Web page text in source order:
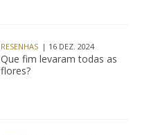
RESENHAS | 16 DEZ. 2024
Que fim levaram todas as
flores?